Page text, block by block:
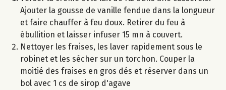
Ajouter la gousse de vanille fendue dans la longueur
et faire chauffer à feu doux. Retirer du feu à
ébullition et laisser infuser 15 mn à couvert.
Nettoyer les fraises, les laver rapidement sous le
robinet et les sécher sur un torchon. Couper la
moitié des fraises en gros dés et réserver dans un
bol avec 1 cs de sirop d'agave